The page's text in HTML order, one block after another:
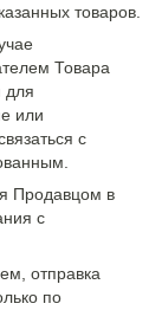
товаров.
Товара
для
или
с
Продавцом в
с
отправка
по